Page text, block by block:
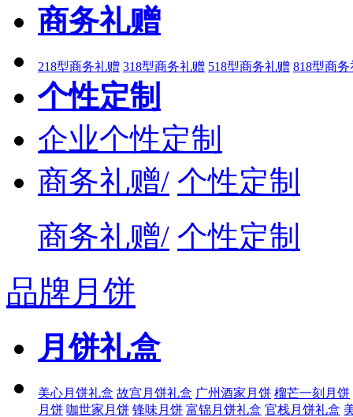
商务礼赠
218型商务礼赠 318型商务礼赠 518型商务礼赠 818型商务
个性定制
企业个性定制
商务礼赠/ 个性定制
商务礼赠/ 个性定制
品牌月饼
月饼礼盒
美心月饼礼盒 故宫月饼礼盒 广州酒家月饼 榴芒一刻月饼
月饼 咖世家月饼 锋味月饼 富锦月饼礼盒 官栈月饼礼盒